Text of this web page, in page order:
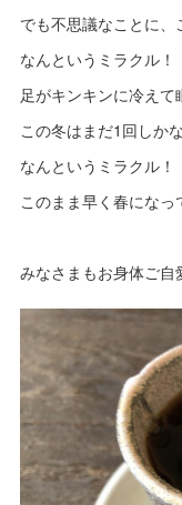
でも不思議なことに、
なんというミラクル！
足がキンキンに冷えて
この冬はまだ1回しか
なんというミラクル！
このまま早く春になっ
みなさまもお身体ご自